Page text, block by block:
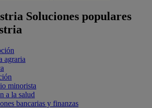
Soluciones populares
agraria
minorista
a la salud
bancarias y finanzas